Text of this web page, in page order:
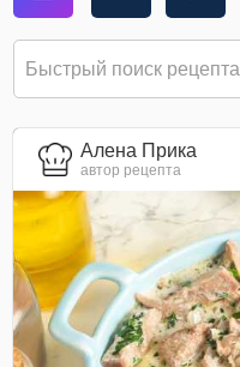
Алена Прика
автор рецепта